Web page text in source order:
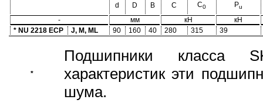
d D B C C0 Pu
- мм кН
кН
* NU 2218 ECP
J, M, ML 90 160 40 280 315 39
*
Подшипники класса
характеристик эти
шума.